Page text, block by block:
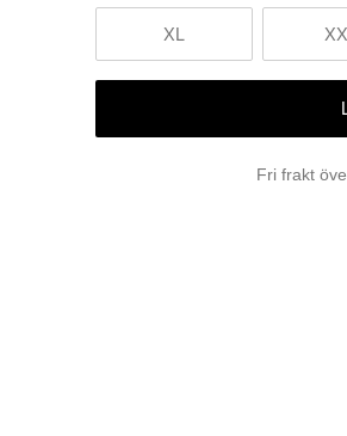
XL
Fri frakt